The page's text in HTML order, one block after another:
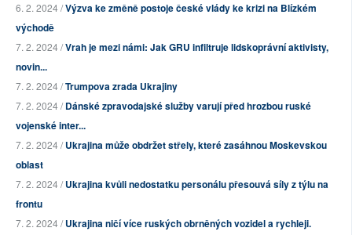
6. 2. 2024 /Výzva ke změně postoje české vlády ke krizi na Blízkém
východě
7. 2. 2024 /Vrah je mezi námi: Jak GRU infiltruje lidskoprávní aktivisty,
novin...
7. 2. 2024 /Trumpova zrada Ukrajiny
7. 2. 2024 /Dánské zpravodajské služby varují před hrozbou ruské
vojenské inter...
7. 2. 2024 /Ukrajina může obdržet střely, které zasáhnou Moskevskou
oblast
7. 2. 2024 /Ukrajina kvůli nedostatku personálu přesouvá síly z týlu na
frontu
7. 2. 2024 /Ukrajina ničí více ruských obrněných vozidel a rychleji.